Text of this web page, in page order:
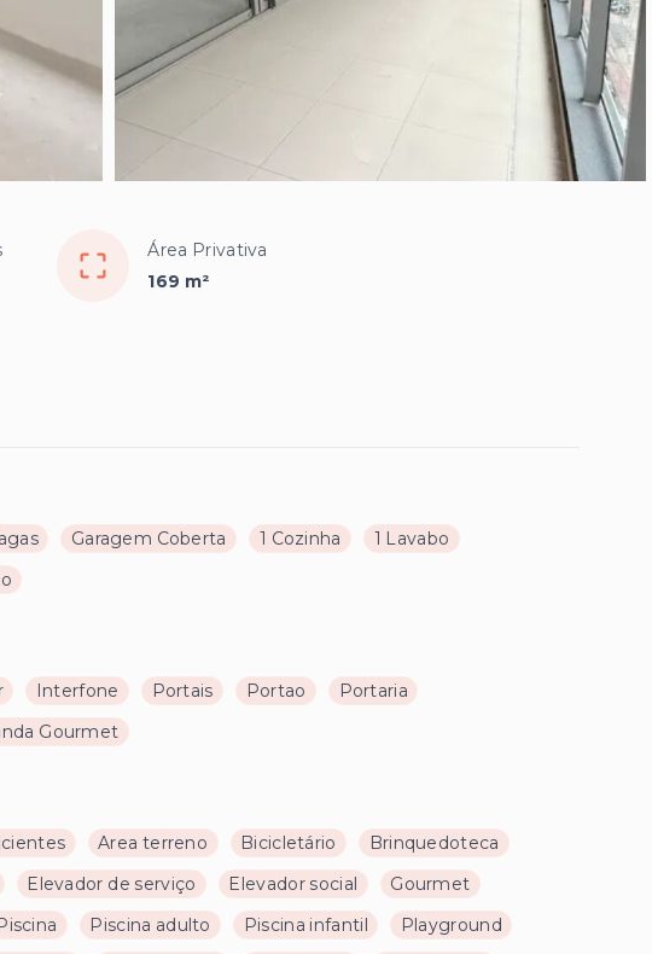
Área Privativa
169 m²
Garagem Coberta 1 Cozinha
1 Lavabo
Interfone Portais Portao
Portaria
Gourmet
Area terreno Bicicletário
Brinquedoteca
Elevador de serviço Elevador social
Gourmet
Piscina adulto Piscina infantil
Playground